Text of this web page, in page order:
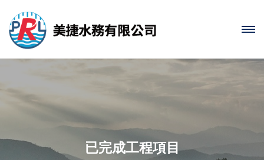
已完成工程項目